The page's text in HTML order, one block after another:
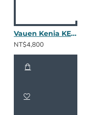
Vauen Kenia KE111
NT$4,800